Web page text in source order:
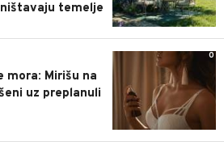
temelje
0
mora: Mirišu na
uz preplanuli